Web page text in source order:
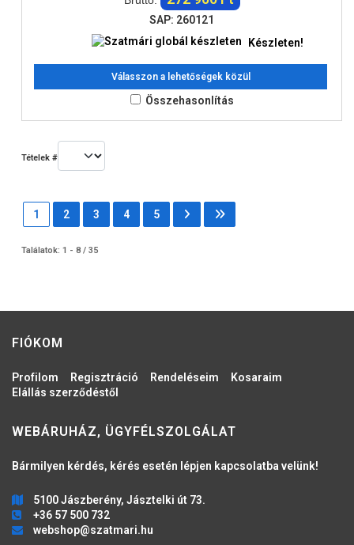
SAP: 260121
Készleten!
Válasszon a lehetőségek közül
Összehasonlítás
Tételek #
1 2 3 4 5
Találatok: 1 - 8 / 35
FIÓKOM
Profilom Regisztráció Rendeléseim
Kosaraim
Elállás szerződéstől
WEBÁRUHÁZ, ÜGYFÉLSZOLGÁLAT
Bármilyen kérdés, kérés esetén lépjen kapcsolatba velünk!
5100 Jászberény, Jásztelki út 73.
+36 57 500 732
webshop@szatmari.hu